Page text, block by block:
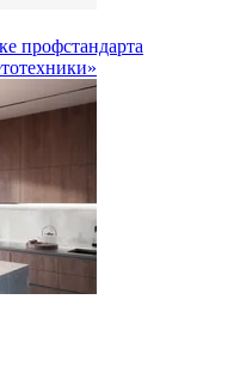
профстандарта